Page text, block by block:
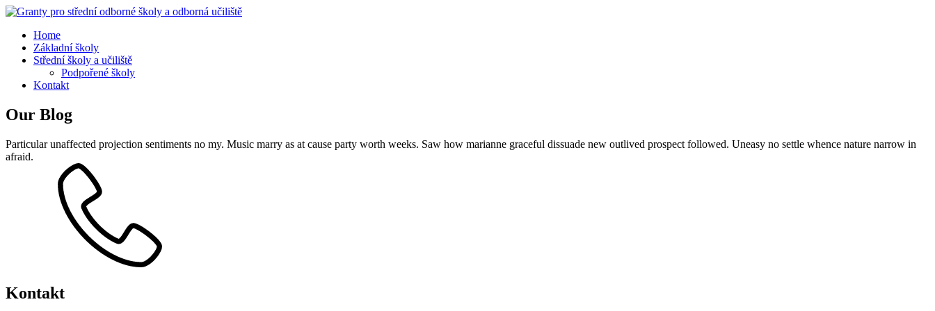
Home
Základní školy
Střední školy a učiliště
Podpořené školy
Kontakt
Our Blog
Particular unaffected projection sentiments no my. Music marry as at cause party worth weeks. Saw how marianne graceful dissuade new outlived prospect followed. Uneasy no settle whence nature narrow in
afraid.
Kontakt